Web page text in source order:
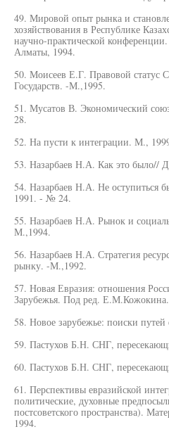
49. Мировой опыт рынка и
хозяйствования в Республике
научно-практической
Алматы, 1994.
50. Моисеев Е.Г. Правовой статус
Государств. -М.,1995.
51. Мусатов В. Экономический
28.
52. На пусти к интеграции. М.,
53. Назарбаев Н.А. Как это было//
54. Назарбаев Н.А. Не оступиться
1991. - № 24.
55. Назарбаев Н.А. Рынок и
М.,1994.
56. Назарбаев Н.А. Стратегия
рынку. -М.,1992.
57. Новая Евразия: отношения
Зарубежья. Под ред.
58. Новое зарубежье: поиски
59. Пастухов Б.Н. СНГ,
60. Пастухов Б.Н. СНГ,
61. Перспективы евразийской
политические, духовные
постсоветского пространства).
1994.